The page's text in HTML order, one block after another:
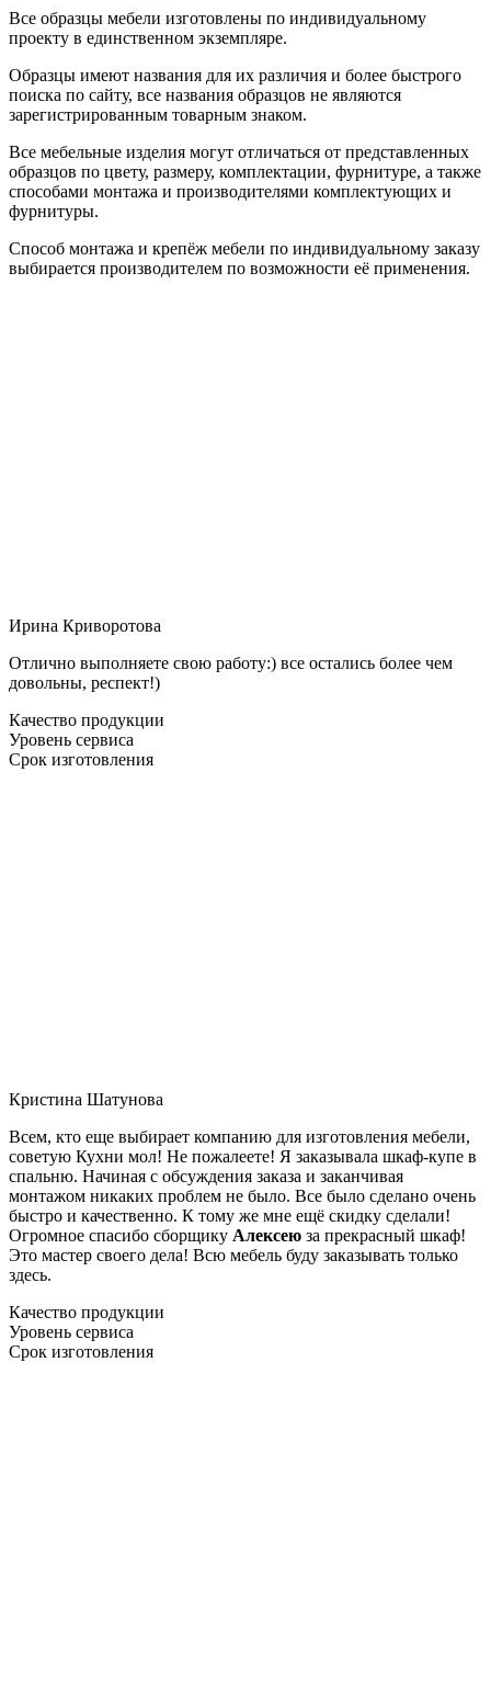
Все образцы мебели изготовлены по индивидуальному
проекту в единственном экземпляре.
Образцы имеют названия для их различия и более быстрого
поиска по сайту, все названия образцов не являются
зарегистрированным товарным знаком.
Все мебельные изделия могут отличаться от представленных
образцов по цвету, размеру, комплектации, фурнитуре, а также
способами монтажа и производителями комплектующих и
фурнитуры.
Способ монтажа и крепёж мебели по индивидуальному заказу
выбирается производителем по возможности её применения.
Ирина Криворотова
Отлично выполняете свою работу:) все остались более чем
довольны, респект!)
Качество продукции
Уровень сервиса
Срок изготовления
Кристина Шатунова
Всем, кто еще выбирает компанию для изготовления мебели,
советую Кухни мол! Не пожалеете! Я заказывала шкаф-купе в
спальню. Начиная с обсуждения заказа и заканчивая
монтажом никаких проблем не было. Все было сделано очень
быстро и качественно. К тому же мне ещё скидку сделали!
Огромное спасибо сборщику Алексею за прекрасный шкаф!
Это мастер своего дела! Всю мебель буду заказывать только
здесь.
Качество продукции
Уровень сервиса
Срок изготовления